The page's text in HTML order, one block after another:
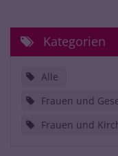
Kategorien
Alle
Frauen und
Frauen und